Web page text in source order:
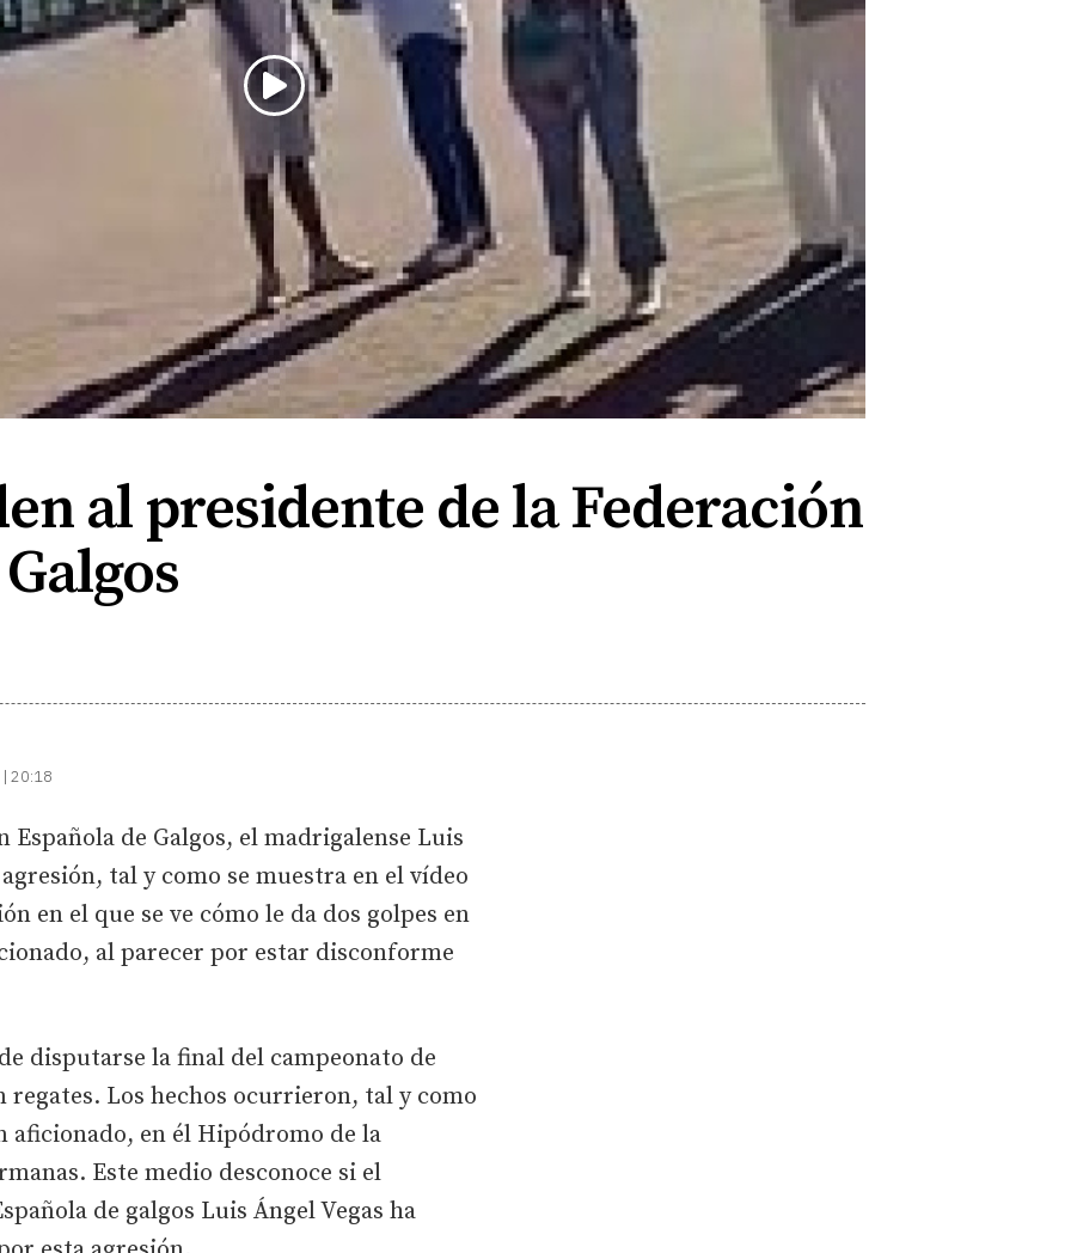
al presidente de la Federación
20:18
Española de Galgos, el madrigalense Luis
tal y como se muestra en el vídeo
en el que se ve cómo le da dos golpes en
al parecer por estar disconforme
disputarse la final del campeonato de
regates. Los hechos ocurrieron, tal y como
aficionado, en él Hipódromo de la
Este medio desconoce si el
de galgos Luis Ángel Vegas ha